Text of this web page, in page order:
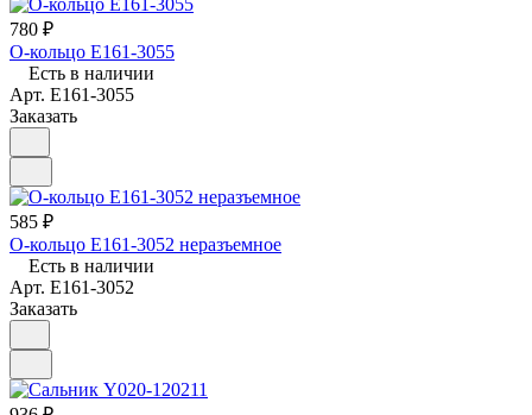
780 ₽
О-кольцо E161-3055
Есть в наличии
Арт. E161-3055
Заказать
585 ₽
О-кольцо E161-3052 неразъемное
Есть в наличии
Арт. E161-3052
Заказать